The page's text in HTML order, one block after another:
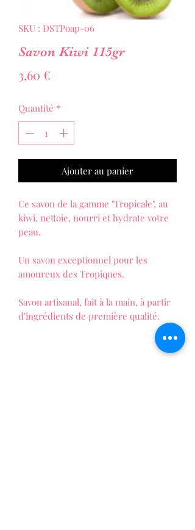
SKU : DSTPoap-06
Savon Kiwi 115gr
3,60 €
Quantité *
Ajouter au panier
Ce savon de la gamme "Tropicale", au
kiwi, nettoie, nourri et hydrate votre
peau.
Un savon exceptionnel pour les
amoureux des Tropiques.
Savon artisanal, fait à la main, à partir
d'ingrédients de première qualité.